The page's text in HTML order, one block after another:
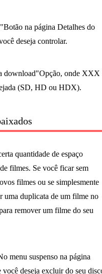
na página Detalhes do
deseja controlar.
download"Opção, onde XXX
(SD, HD ou HDX).
quantidade de espaço
filmes. Se você ficar sem
filmes ou se simplesmente
uma duplicata de um filme no
remover um filme do seu
menu suspenso na página
deseja excluir do seu